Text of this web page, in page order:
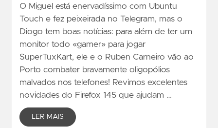
O Miguel está enervadíssimo com Ubuntu
Touch e fez peixeirada no Telegram, mas o
Diogo tem boas notícias: para além de ter um
monitor todo «gamer» para jogar
SuperTuxKart, ele e o Ruben Carneiro vão ao
Porto combater bravamente oligopólios
malvados nos telefones! Revimos excelentes
novidades do Firefox 145 que ajudam …
LER MAIS